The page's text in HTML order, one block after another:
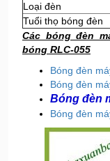
Loại đèn
Tuổi thọ bóng đèn
Các bóng đèn
bóng RLC-055
Bóng đèn
Bóng đèn
Bóng đèn
Bóng đèn